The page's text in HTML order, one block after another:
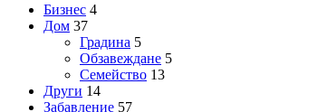
Бизнес 4
Дом 37
Градина 5
Обзавеждане 5
Семейство 13
Други 14
Забавление 57